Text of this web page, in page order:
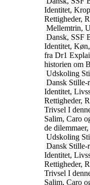
Identitet,
Rettigheder,
Mellemtrin,
Dansk, SSF
Identitet,
fra Dr1
historien om
Udskoling
Dansk Stille-
Identitet,
Rettigheder,
Trivsel I
Salim, Caro
de
Udskoling
Dansk Stille-
Identitet,
Rettigheder,
Trivsel I
Salim, Caro